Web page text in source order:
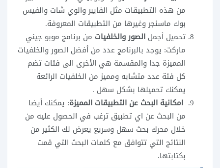
من هذه التطبيقات مثل الفايبر والوي شات والفيس
بوك ماسنجر وغيرها من التطبيقات المعروفة.
تحميل أجمل الصور والخلفيات من برنامج موبو جيني
ماركت: يوجد بالبرنامج عدد من أفضل الصور والخلفيات
المميزة جدا والمقسمة هي الأخرى الى فئات تضم
كل فئة عدد متشابه ومميز من الخلفيات الرائعة
يمكنك تحميلها بشكل سهل .
امكانية البحث عن التطبيقات المميزة: يمكنك أيضا
من البحث عن اي تطبيق ترغب في الحصول عليه من
خلال محرك بحث سهل وسريع يعرض لك الكثير من
النتائج التي تتوافق مع كلمات البحث التي قمت
بكتابتها.